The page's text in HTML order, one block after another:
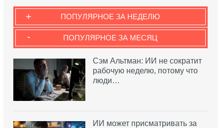
ПОПУЛЯРНОЕ ЗА НЕДЕЛЮ
+
ПОПУЛЯРНОЕ ЗА МЕСЯЦ
-
Сэм Альтман: ИИ не сократит
рабочую неделю, потому что
люди…
ИИ может присматривать за